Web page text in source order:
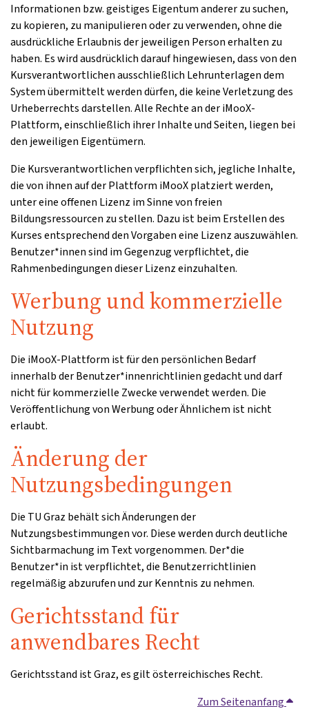
Informationen bzw. geistiges Eigentum anderer zu suchen,
zu kopieren, zu manipulieren oder zu verwenden, ohne die
ausdrückliche Erlaubnis der jeweiligen Person erhalten zu
haben. Es wird ausdrücklich darauf hingewiesen, dass von den
Kursverantwortlichen ausschließlich Lehrunterlagen dem
System übermittelt werden dürfen, die keine Verletzung des
Urheberrechts darstellen. Alle Rechte an der iMooX-
Plattform, einschließlich ihrer Inhalte und Seiten, liegen bei
den jeweiligen Eigentümern.
Die Kursverantwortlichen verpflichten sich, jegliche Inhalte,
die von ihnen auf der Plattform iMooX platziert werden,
unter eine offenen Lizenz im Sinne von freien
Bildungsressourcen zu stellen. Dazu ist beim Erstellen des
Kurses entsprechend den Vorgaben eine Lizenz auszuwählen.
Benutzer*innen sind im Gegenzug verpflichtet, die
Rahmenbedingungen dieser Lizenz einzuhalten.
Werbung und kommerzielle
Nutzung
Die iMooX-Plattform ist für den persönlichen Bedarf
innerhalb der Benutzer*innenrichtlinien gedacht und darf
nicht für kommerzielle Zwecke verwendet werden. Die
Veröffentlichung von Werbung oder Ähnlichem ist nicht
erlaubt.
Änderung der
Nutzungsbedingungen
Die TU Graz behält sich Änderungen der
Nutzungsbestimmungen vor. Diese werden durch deutliche
Sichtbarmachung im Text vorgenommen. Der*die
Benutzer*in ist verpflichtet, die Benutzerrichtlinien
regelmäßig abzurufen und zur Kenntnis zu nehmen.
Gerichtsstand für
anwendbares Recht
Gerichtsstand ist Graz, es gilt österreichisches Recht.
Zum Seitenanfang